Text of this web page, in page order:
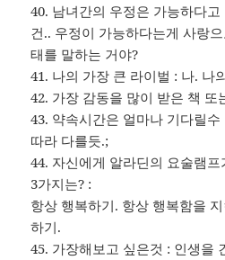
40. 남녀간의 우정은 가능하다고
건.. 우정이 가능하다는게 사랑
태를 말하는 거야?
41. 나의 가장 큰 라이벌 : 나. 나
42. 가장 감동을 많이 받은 책 또
43. 약속시간은 얼마나 기다릴
따라 다를듯.;
44. 자신에게 알라딘의 요술램
3가지는? :
항상 행복하기. 항상 행복함을
하기.
45. 가장해보고 싶은것 : 인생을